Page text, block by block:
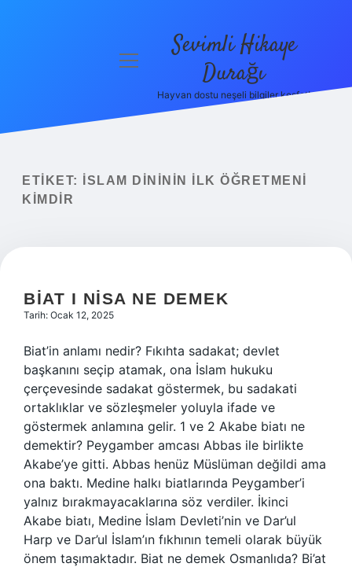
Yasal Uyarı
menüyü
Sevimli Hikaye
Durağı
Hayvan dostu neşeli bilgiler keşfet!
ETIKET:
İSLAM DINININ ILK ÖĞRETMENI
KIMDIR
BIAT I NISA NE DEMEK
Tarih: Ocak 12, 2025
Biat’in anlamı nedir? Fıkıhta sadakat; devlet
başkanını seçip atamak, ona İslam hukuku
çerçevesinde sadakat göstermek, bu sadakati
ortaklıklar ve sözleşmeler yoluyla ifade ve
göstermek anlamına gelir. 1 ve 2 Akabe biatı ne
demektir? Peygamber amcası Abbas ile birlikte
Akabe’ye gitti. Abbas henüz Müslüman değildi ama
ona baktı. Medine halkı biatlarında Peygamber’i
yalnız bırakmayacaklarına söz verdiler. İkinci
Akabe biatı, Medine İslam Devleti’nin ve Dar’ul
Harp ve Dar’ul İslam’ın fıkhının temeli olarak büyük
önem taşımaktadır. Biat ne demek Osmanlıda? Bi’at